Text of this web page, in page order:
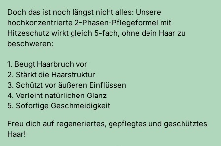
Doch das ist noch längst nicht alles: Unsere
hochkonzentrierte 2-Phasen-Pflegeformel mit
Hitzeschutz wirkt gleich 5-fach, ohne dein Haar zu
beschweren:
1. Beugt Haarbruch vor
2. Stärkt die Haarstruktur
3. Schützt vor äußeren Einflüssen
4. Verleiht natürlichen Glanz
5. Sofortige Geschmeidigkeit
Freu dich auf regeneriertes, gepflegtes und geschütztes
Haar!